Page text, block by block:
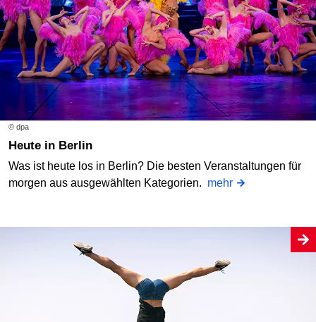
© dpa
Heute in Berlin
Was ist heute los in Berlin? Die besten Veranstaltungen für
morgen aus ausgewählten Kategorien. mehr